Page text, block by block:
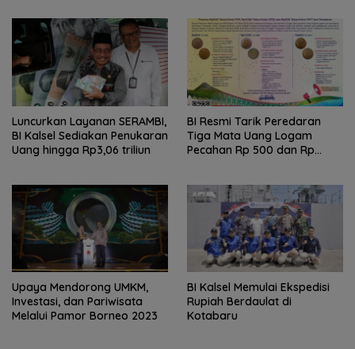
Luncurkan Layanan SERAMBI,
BI Kalsel Sediakan Penukaran
Uang hingga Rp3,06 triliun
BI Resmi Tarik Peredaran
Tiga Mata Uang Logam
Pecahan Rp 500 dan Rp
Upaya Mendorong UMKM,
Investasi, dan Pariwisata
Melalui Pamor Borneo 2023
BI Kalsel Memulai Ekspedisi
Rupiah Berdaulat di
Kotabaru